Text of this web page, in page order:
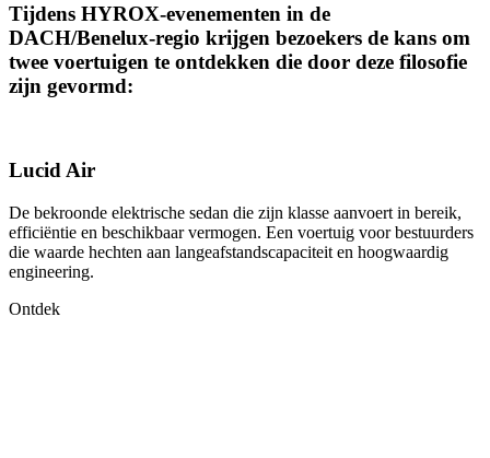
Tijdens HYROX-evenementen in de
DACH/Benelux-regio krijgen bezoekers de kans om
twee voertuigen te ontdekken die door deze filosofie
zijn gevormd:
Lucid Air
De bekroonde elektrische sedan die zijn klasse aanvoert in bereik,
efficiëntie en beschikbaar vermogen. Een voertuig voor bestuurders
die waarde hechten aan langeafstandscapaciteit en hoogwaardig
engineering.
Ontdek